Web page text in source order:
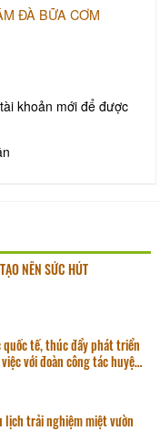
ĐÀ BỮA CƠM
tài khoản mới để được
NÊN SỨC HÚT
tế, thúc đẩy phát triển
với đoàn công tác huyện
lịch trải nghiệm miệt vườn